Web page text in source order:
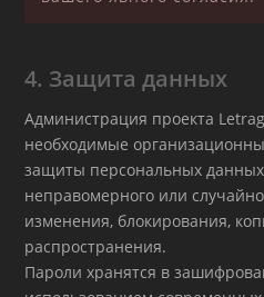
4. Защита данных
Администрация проекта
необходимые
защиты персональных данных
неправомерного или
изменения, блокирования,
распространения.
Пароли хранятся в